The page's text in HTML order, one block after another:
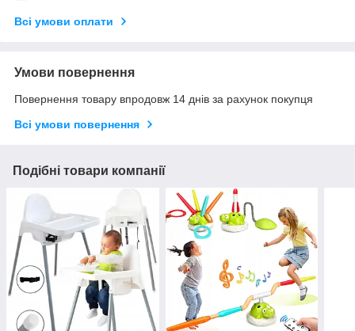
Всі умови оплати
Умови повернення
Повернення товару впродовж 14 днів за рахунок покупця
Всі умови повернення
Подібні товари компанії